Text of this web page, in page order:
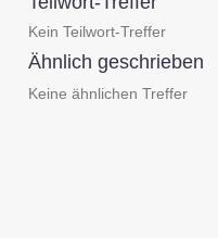
Kein Teilwort-Treffer
Ähnlich geschrieben
Keine ähnlichen Treffer